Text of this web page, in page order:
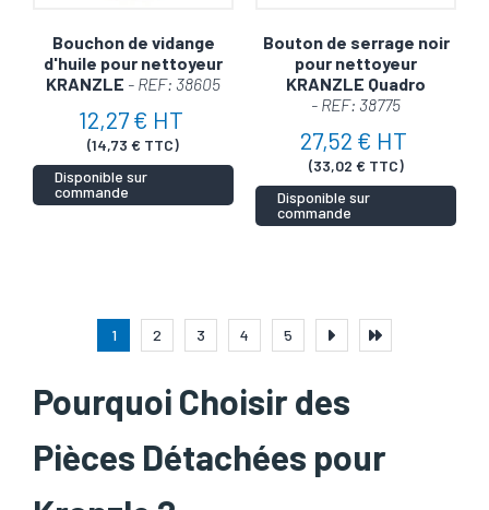
Bouchon de vidange
d'huile pour nettoyeur
KRANZLE - REF: 38605
12,27 € HT
(14,73 € TTC)
Disponible sur
commande
Bouton de serrage noir
pour nettoyeur
KRANZLE Quadro
- REF: 38775
27,52 € HT
(33,02 € TTC)
Disponible sur
commande
1 2 3 4 5
Pourquoi Choisir des
Pièces Détachées pour